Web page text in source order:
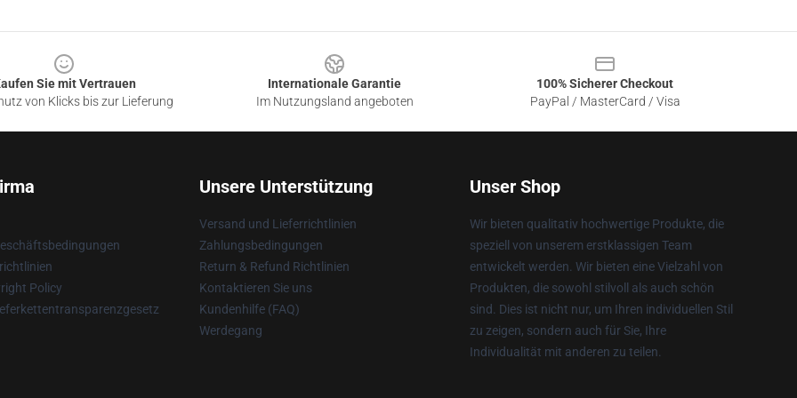
Sie mit Vertrauen
von Klicks bis zur Lieferung
Internationale Garantie
Im Nutzungsland angeboten
100% Sicherer Checkout
PayPal / MasterCard / Visa
Policy
Unsere Unterstützung
Versand und Lieferrichtlinien
Zahlungsbedingungen
Return & Refund Richtlinien
Kontaktieren Sie uns
Kundenhilfe (FAQ)
Werdegang
Unser Shop
Wir bieten qualitativ hochwertige Produkte, die
speziell von unserem erstklassigen Team
entwickelt werden. Wir bieten eine Vielzahl von
Produkten, die sowohl stilvoll als auch schön
sind. Dies ist nicht nur, um Ihren individuellen Stil
zu zeigen, sondern auch für Sie, Ihre
Individualität mit anderen zu teilen.